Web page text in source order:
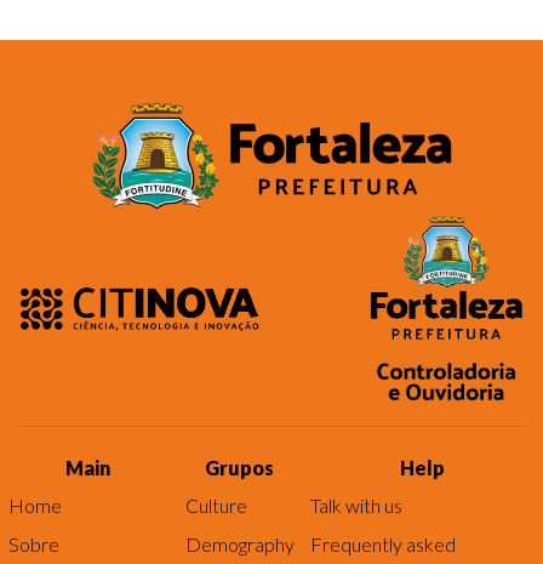
Main
Home
Sobre
Grupos
Culture
Demography
Help
Talk with us
Frequently asked